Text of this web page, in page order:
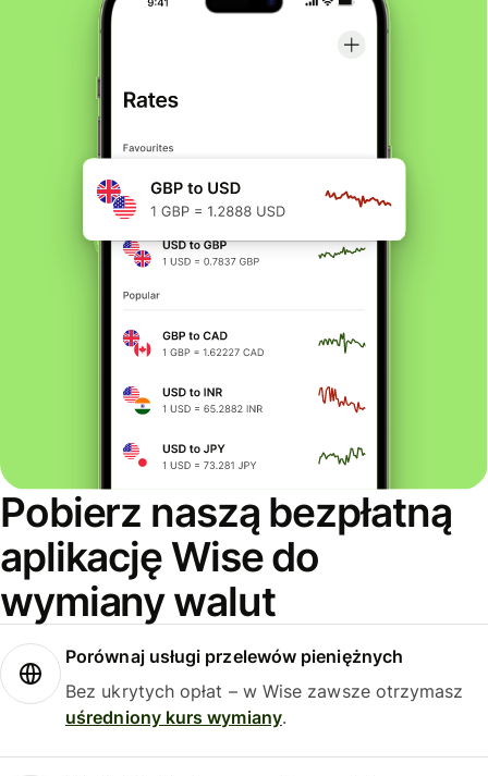
Pobierz naszą bezpłatną
aplikację Wise do
wymiany walut
Porównaj usługi przelewów pieniężnych
Bez ukrytych opłat – w Wise zawsze otrzymasz
uśredniony kurs wymiany.